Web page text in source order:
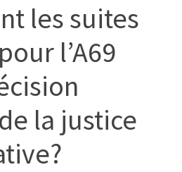
les suites
l’A69
la justice